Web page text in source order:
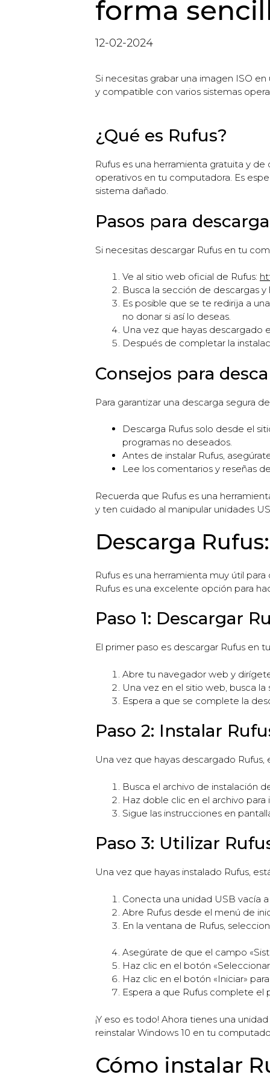
forma
12-02-2024
Si necesitas grabar una imagen ISO
y compatible con varios sistemas
¿Qué es Rufus?
Rufus es una herramienta gratuita y
operativos en tu computadora. Es
sistema dañado.
Pasos para
Si necesitas descargar Rufus en tu
Ve al sitio web oficial de Rufus:
Busca la sección de descargas
Es posible que se te redirija a
no donar si así lo deseas.
Una vez que hayas descargado
Después de completar la
Consejos para
Para garantizar una descarga segura
Descarga Rufus solo desde el
programas no deseados.
Antes de instalar Rufus,
Lee los comentarios y reseñas
Recuerda que Rufus es una
y ten cuidado al manipular unidades
Descarga
Rufus es una herramienta muy útil
Rufus es una excelente opción para
Paso 1: Descargar
El primer paso es descargar Rufus en
Abre tu navegador web y
Una vez en el sitio web, busca
Espera a que se complete la
Paso 2: Instalar
Una vez que hayas descargado
Busca el archivo de instalación
Haz doble clic en el archivo
Sigue las instrucciones en
Paso 3: Utilizar
Una vez que hayas instalado Rufus,
Conecta una unidad USB vacía
Abre Rufus desde el menú de
En la ventana de Rufus,
Asegúrate de que el campo
Haz clic en el botón
Haz clic en el botón «Iniciar»
Espera a que Rufus complete
¡Y eso es todo! Ahora tienes una
reinstalar Windows 10 en tu
Cómo instalar